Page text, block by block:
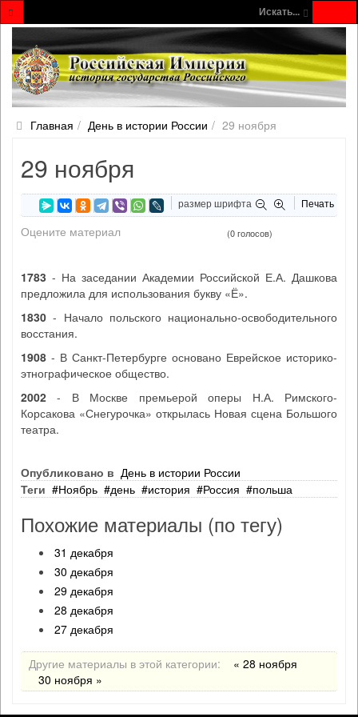
Искать...
Главная День в истории России 29 ноября
29 ноября
размер шрифта Печать
Оцените материал (0 голосов)
1783 - На заседании Академии Российской Е.А. Дашкова
предложила для использования букву «Ё».
1830 - Начало польского национально-освободительного
восстания.
1908 - В Санкт-Петербурге основано Еврейское историко-
этнографическое общество.
2002 - В Москве премьерой оперы Н.А. Римского-
Корсакова «Снегурочка» открылась Новая сцена Большого
театра.
Опубликовано в День в истории России
Теги
Ноябрь день история Россия польша
Похожие материалы (по тегу)
31 декабря
30 декабря
29 декабря
28 декабря
27 декабря
Другие материалы в этой категории:
« 28 ноября
30 ноября »